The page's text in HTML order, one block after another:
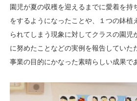
園児が夏の収穫を迎えるまでに愛着を持
をするようになったことや、１つの鉢植
られてしまう現象に対してクラスの園児
に努めたことなどの実例を報告していた
事業の目的にかなった素晴らしい成果で